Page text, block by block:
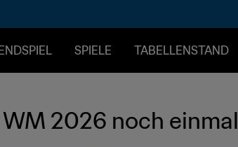
ENDSPIEL SPIELE TABELLENSTAND
2026 noch einmal